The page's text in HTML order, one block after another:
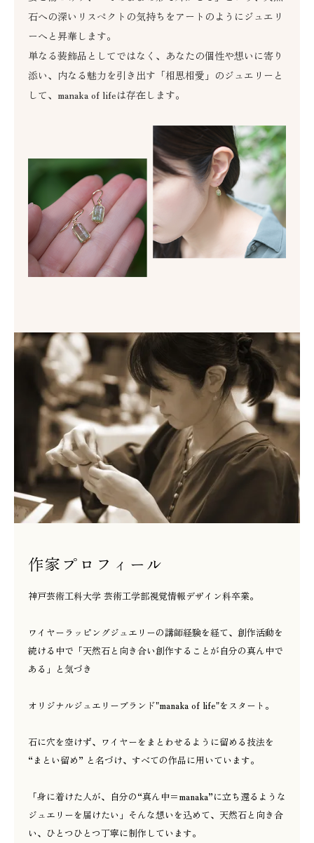
石への深いリスペクトの気持ちをアートのようにジュエリ
ーへと昇華します。
単なる装飾品としてではなく、あなたの個性や想いに寄り
添い、内なる魅力を引き出す「相思相愛」のジュエリーと
して、manaka of lifeは存在します。
作家プロフィール
神戸芸術工科大学 芸術工学部視覚情報デザイン科卒業。
ワイヤーラッピングジュエリーの講師経験を経て、創作活動を
続ける中で「天然石と向き合い創作することが自分の真ん中で
ある」と気づき
オリジナルジュエリーブランド"manaka of life"をスタート。
石に穴を空けず、ワイヤーをまとわせるように留める技法を
“まとい留め” と名づけ、すべての作品に用いています。
「身に着けた人が、自分の“真ん中＝manaka”に立ち還るような
ジュエリーを届けたい」そんな想いを込めて、天然石と向き合
い、ひとつひとつ丁寧に制作しています。